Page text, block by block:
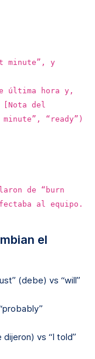
minute”, y
última hora y,
[Nota del
“ready”)
de “burn
al equipo.
el
(debe) vs “will”
dijeron) vs “I told”